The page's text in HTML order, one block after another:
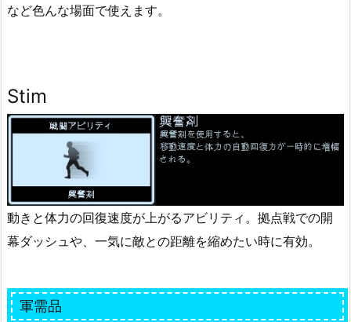
など色んな場面で使えます。
Stim
動きと体力の回復速度が上がるアビリティ。拠点戦での開
幕ダッシュや、一気に敵との距離を縮めたい時に有効。
軍需品